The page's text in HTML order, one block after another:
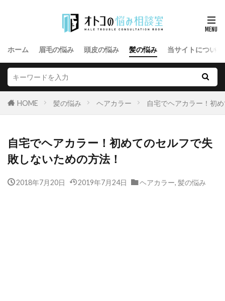
ホーム 眉毛の悩み 頭皮の悩み 髪の悩み 当サイトについて
HOME 髪の悩み ヘアカラー 自宅でヘアカラー！初
自宅でヘアカラー！初めてのセルフで失
敗しないための方法！
2018年7月20日 2019年7月24日 ヘアカラー, 髪の悩み